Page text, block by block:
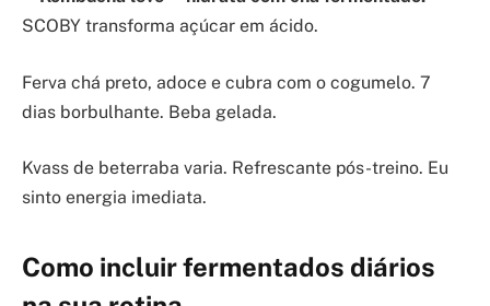
SCOBY transforma açúcar em ácido.
Ferva chá preto, adoce e cubra com o cogumelo. 7
dias borbulhante. Beba gelada.
Kvass de beterraba varia. Refrescante pós-treino. Eu
sinto energia imediata.
Como incluir fermentados diários